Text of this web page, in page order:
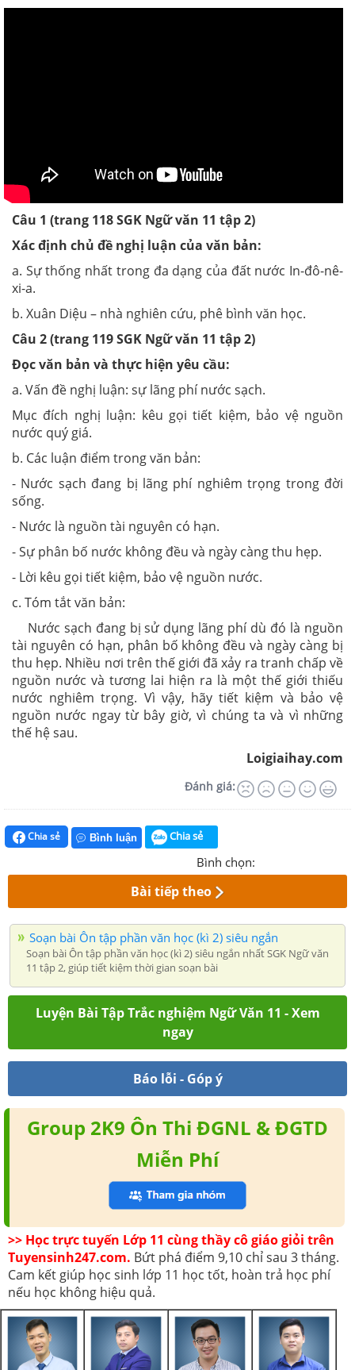
Câu 1 (trang 118 SGK Ngữ văn 11 tập 2)
Xác định chủ đề nghị luận của văn bản:
a. Sự thống nhất trong đa dạng của đất nước In-đô-nê-
xi-a.
b. Xuân Diệu – nhà nghiên cứu, phê bình văn học.
Câu 2 (trang 119 SGK Ngữ văn 11 tập 2)
Đọc văn bản và thực hiện yêu cầu:
a. Vấn đề nghị luận: sự lãng phí nước sạch.
Mục đích nghị luận: kêu gọi tiết kiệm, bảo vệ nguồn
nước quý giá.
b. Các luận điểm trong văn bản:
- Nước sạch đang bị lãng phí nghiêm trọng trong đời
sống.
- Nước là nguồn tài nguyên có hạn.
- Sự phân bố nước không đều và ngày càng thu hẹp.
- Lời kêu gọi tiết kiệm, bảo vệ nguồn nước.
c. Tóm tắt văn bản:
Nước sạch đang bị sử dụng lãng phí dù đó là nguồn
tài nguyên có hạn, phân bố không đều và ngày càng bị
thu hẹp. Nhiều nơi trên thế giới đã xảy ra tranh chấp về
nguồn nước và tương lai hiện ra là một thế giới thiếu
nước nghiêm trọng. Vì vậy, hãy tiết kiệm và bảo vệ
nguồn nước ngay từ bây giờ, vì chúng ta và vì những
thế hệ sau.
Loigiaihay.com
Đánh giá:
Chia sẻ Bình luận Chia sẻ
Bình chọn:
Bài tiếp theo
Soạn bài Ôn tập phần văn học (kì 2) siêu ngắn
Soạn bài Ôn tập phần văn học (kì 2) siêu ngắn nhất SGK Ngữ văn
11 tập 2, giúp tiết kiệm thời gian soạn bài
Luyện Bài Tập Trắc nghiệm Ngữ Văn 11 - Xem
ngay
Báo lỗi - Góp ý
Group 2K9 Ôn Thi ĐGNL & ĐGTD
Miễn Phí
>> Học trực tuyến Lớp 11 cùng thầy cô giáo giỏi trên
Tuyensinh247.com. Bứt phá điểm 9,10 chỉ sau 3 tháng.
Cam kết giúp học sinh lớp 11 học tốt, hoàn trả học phí
nếu học không hiệu quả.